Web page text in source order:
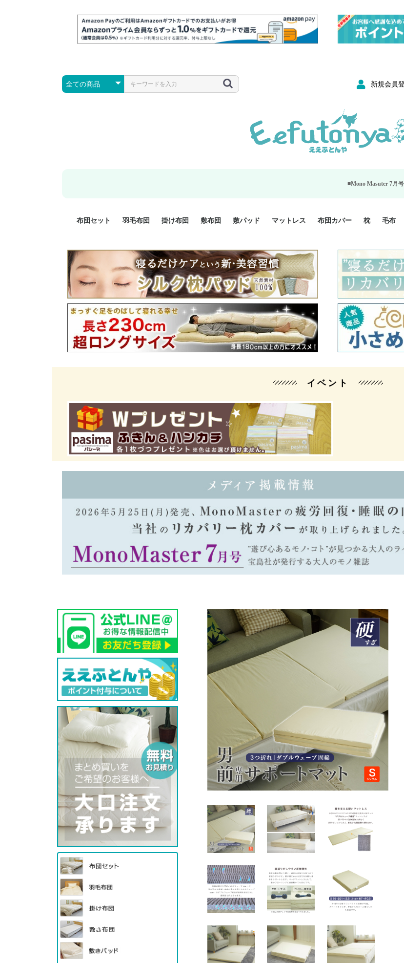
新規会員
■Mono Masuter 7月号掲載■宝島社が発
布団セット
羽毛布団セット 2点セット
3点セット
4点セット
5点セット
6点セット
エクセルゴールド
ロイヤルゴールド
マザーダックダウン
小さい布団セット
大きい布団セット
掛け布団セット 2点セット
3点セット
4点セット
6点セット
敷布団セット 2点セット
3点セット
羽毛布団
プレミアムゴールド
ロイヤルゴールド
エクセルゴールド
ニューゴールド
マザーダックダウン
マザーグースダウン
スーパーロングサイズ
洗える羽毛布団
肌掛け布団
掛け布団
防ダニ掛け布団
洗える掛け布団
小さい掛け布団
大きい掛け布団
肌掛け布団
敷布団
防ダニ敷布団
小さい敷布団 70cm幅 ミニシングル
75cm幅 ショートセミシ
ングル
80cm幅 セミシングル
大きい敷布団
機能性敷布団
敷パッド
シングルサイズ敷パッド
小さい敷パッド
大きい敷パッド
シルク敷パッド
枕パッド
シルク枕パッド
除湿シート
接触冷感パッド
暖かパッド
ガーゼケット
オーガニックコットン
ベッドパッド
パッドセット
マットレス 布団カバー
掛け布団カバー
敷布団カバー
枕カバー
BOXシーツ
防ダニカバー
クッションカバー
オーガニックコットン
カバーセット
枕
小さめ
やや小さめ
普通
大きめ
パイプ枕
高反発枕
低反発枕
機能性枕・
毛布
イベント